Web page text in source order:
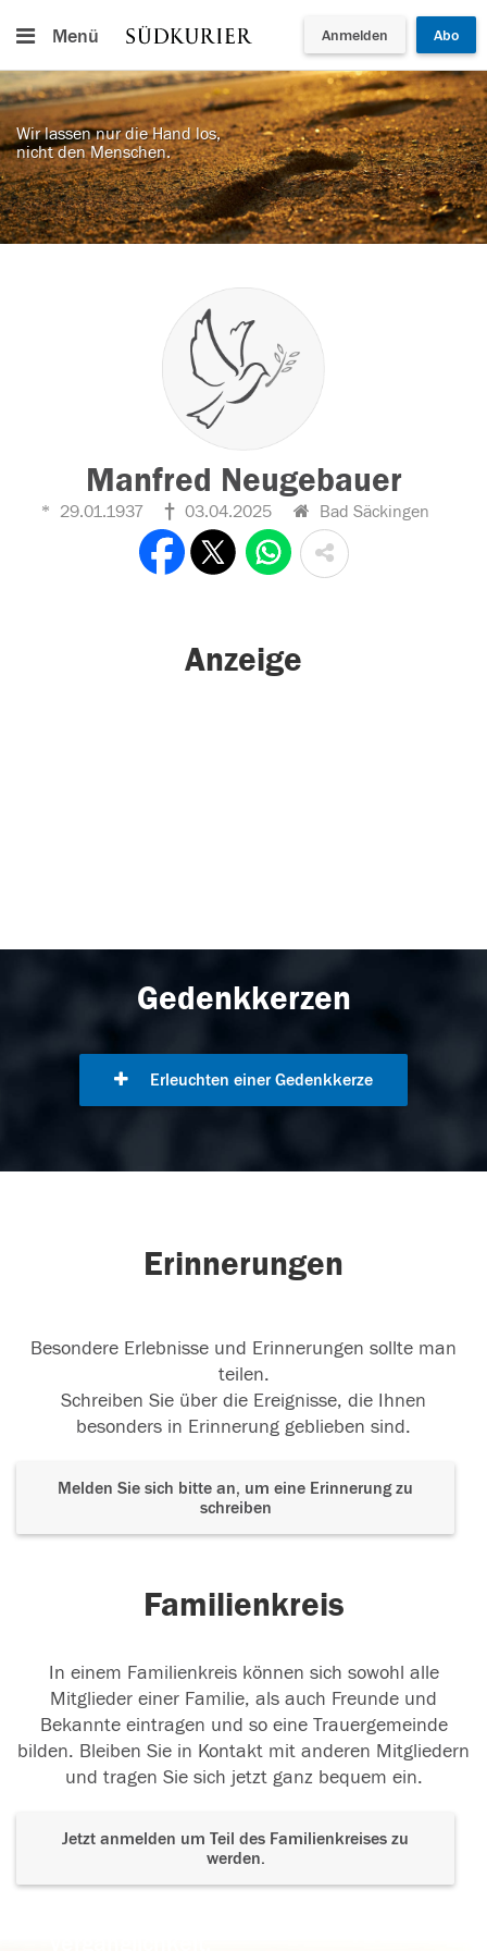
Menü Anmelden Abo
Wir lassen nur die Hand los,
nicht den Menschen.
Manfred Neugebauer
29.01.1937 03.04.2025 Bad Säckingen
Anzeige
Gedenkkerzen
Erleuchten einer Gedenkkerze
Erinnerungen
Besondere Erlebnisse und Erinnerungen sollte man
teilen.
Schreiben Sie über die Ereignisse, die Ihnen
besonders in Erinnerung geblieben sind.
Melden Sie sich bitte an, um eine Erinnerung zu
schreiben
Familienkreis
In einem Familienkreis können sich sowohl alle
Mitglieder einer Familie, als auch Freunde und
Bekannte eintragen und so eine Trauergemeinde
bilden. Bleiben Sie in Kontakt mit anderen Mitgliedern
und tragen Sie sich jetzt ganz bequem ein.
Jetzt anmelden um Teil des Familienkreises zu
werden.